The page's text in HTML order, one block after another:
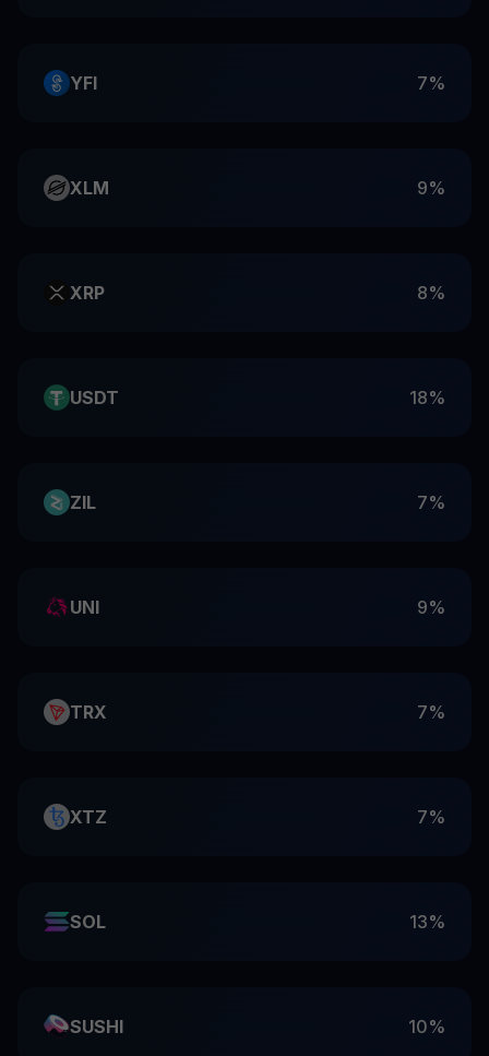
YFI 7%
XLM 9%
XRP 8%
USDT 18%
ZIL 7%
UNI 9%
TRX 7%
XTZ 7%
SOL 13%
SUSHI 10%